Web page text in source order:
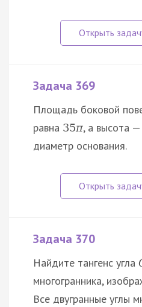
Задача 369
Площадь боковой
равна 35π, а высота —
диаметр основания.
Задача 370
Найдите тангенс угла
многогранника,
Все двугранные углы